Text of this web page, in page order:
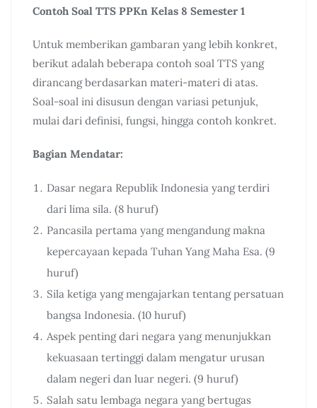
Contoh Soal TTS PPKn Kelas 8 Semester 1
Untuk memberikan gambaran yang lebih konkret,
berikut adalah beberapa contoh soal TTS yang
dirancang berdasarkan materi-materi di atas.
Soal-soal ini disusun dengan variasi petunjuk,
mulai dari definisi, fungsi, hingga contoh konkret.
Bagian Mendatar:
Dasar negara Republik Indonesia yang terdiri
dari lima sila. (8 huruf)
Pancasila pertama yang mengandung makna
kepercayaan kepada Tuhan Yang Maha Esa. (9
huruf)
Sila ketiga yang mengajarkan tentang persatuan
bangsa Indonesia. (10 huruf)
Aspek penting dari negara yang menunjukkan
kekuasaan tertinggi dalam mengatur urusan
dalam negeri dan luar negeri. (9 huruf)
Salah satu lembaga negara yang bertugas